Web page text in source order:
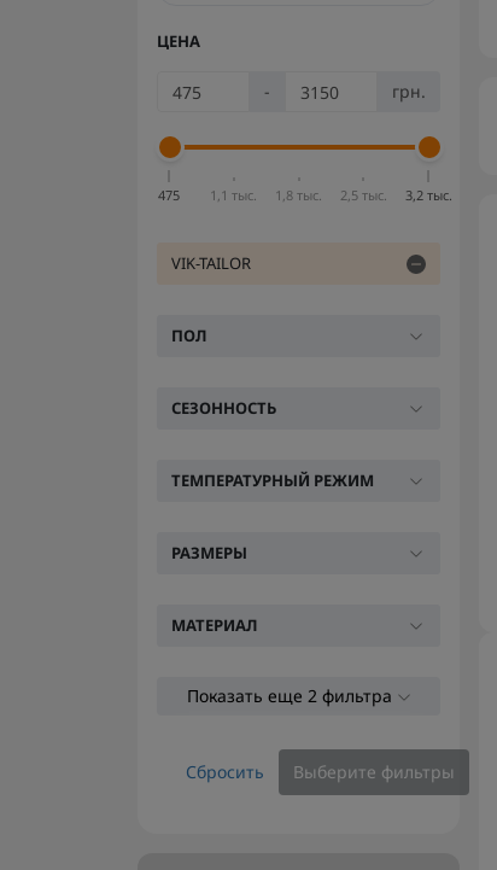
ЦЕНА
- грн.
475 1,1 тыс. 1,8 тыс. 2,5 тыс. 3,2 тыс.
VIK-TAILOR
ПОЛ
СЕЗОННОСТЬ
ТЕМПЕРАТУРНЫЙ РЕЖИМ
РАЗМЕРЫ
МАТЕРИАЛ
Показать еще 2 фильтра
Сбросить Выберите фильтры